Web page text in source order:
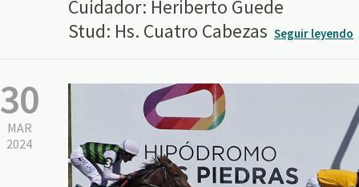
Cuidador: Heriberto Guede
Stud: Hs. Cuatro Cabezas Seguir leyendo
30
MAR
2024